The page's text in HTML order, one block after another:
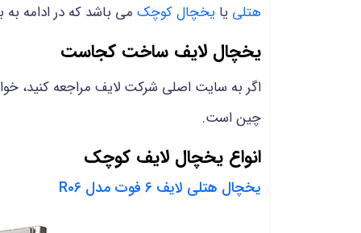
هتلی یا یخچال کوچک می باشد که در ادامه
یخچال لایف ساخت کجاست
اگر به سایت اصلی شرکت لایف مراجعه کنید،
چین است.
انواع یخچال لایف کوچک
یخچال هتلی لایف 6 فوت مدل R06